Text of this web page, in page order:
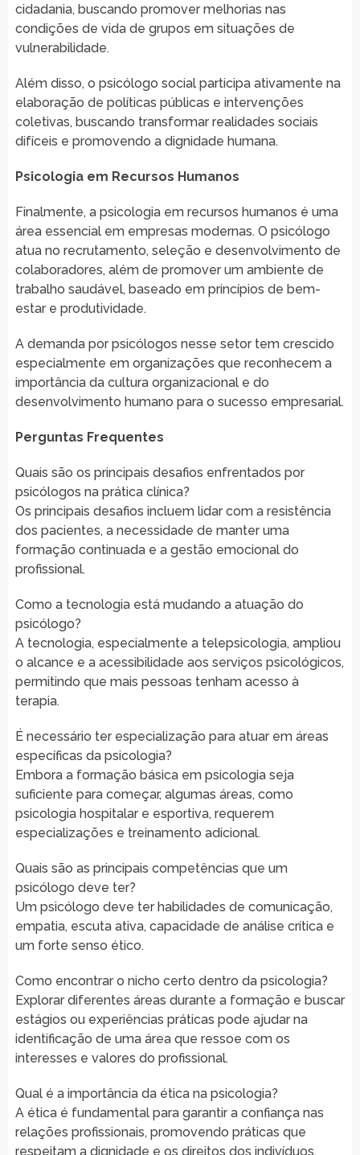
cidadania, buscando promover melhorias nas
condições de vida de grupos em situações de
vulnerabilidade.
Além disso, o psicólogo social participa ativamente na
elaboração de políticas públicas e intervenções
coletivas, buscando transformar realidades sociais
difíceis e promovendo a dignidade humana.
Psicologia em Recursos Humanos
Finalmente, a psicologia em recursos humanos é uma
área essencial em empresas modernas. O psicólogo
atua no recrutamento, seleção e desenvolvimento de
colaboradores, além de promover um ambiente de
trabalho saudável, baseado em princípios de bem-
estar e produtividade.
A demanda por psicólogos nesse setor tem crescido
especialmente em organizações que reconhecem a
importância da cultura organizacional e do
desenvolvimento humano para o sucesso empresarial.
Perguntas Frequentes
Quais são os principais desafios enfrentados por
psicólogos na prática clínica?
Os principais desafios incluem lidar com a resistência
dos pacientes, a necessidade de manter uma
formação continuada e a gestão emocional do
profissional.
Como a tecnologia está mudando a atuação do
psicólogo?
A tecnologia, especialmente a telepsicologia, ampliou
o alcance e a acessibilidade aos serviços psicológicos,
permitindo que mais pessoas tenham acesso à
terapia.
É necessário ter especialização para atuar em áreas
específicas da psicologia?
Embora a formação básica em psicologia seja
suficiente para começar, algumas áreas, como
psicologia hospitalar e esportiva, requerem
especializações e treinamento adicional.
Quais são as principais competências que um
psicólogo deve ter?
Um psicólogo deve ter habilidades de comunicação,
empatia, escuta ativa, capacidade de análise crítica e
um forte senso ético.
Como encontrar o nicho certo dentro da psicologia?
Explorar diferentes áreas durante a formação e buscar
estágios ou experiências práticas pode ajudar na
identificação de uma área que ressoe com os
interesses e valores do profissional.
Qual é a importância da ética na psicologia?
A ética é fundamental para garantir a confiança nas
relações profissionais, promovendo práticas que
respeitam a dignidade e os direitos dos indivíduos.